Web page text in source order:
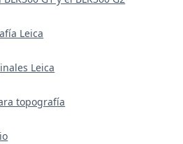
Leica
Leica
topografía